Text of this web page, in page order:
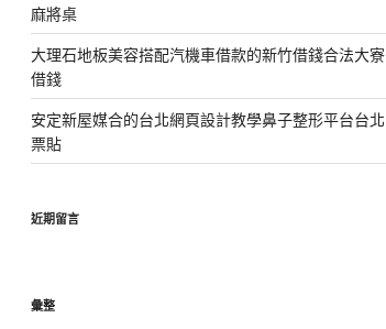
麻將桌
大理石地板美容搭配汽機車借款的新竹借錢合法大寮
借錢
安定新屋媒合的台北網頁設計教學鼻子整形平台台北
票貼
近期留言
彙整